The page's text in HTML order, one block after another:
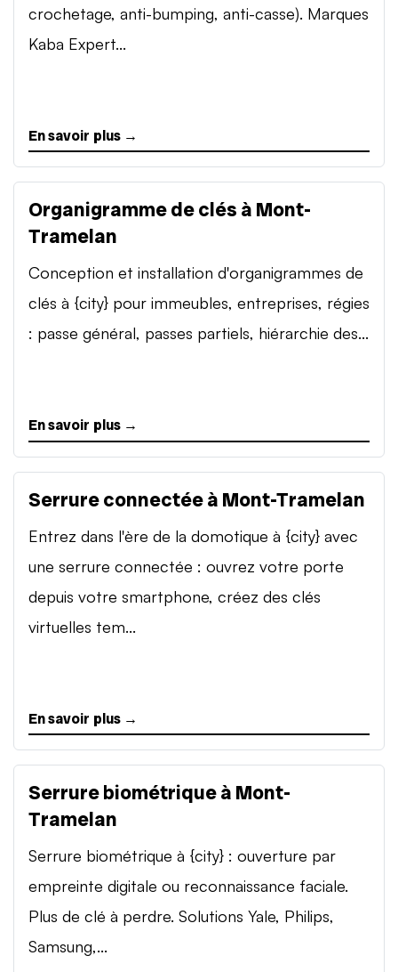
crochetage, anti-bumping, anti-casse). Marques
Kaba Expert...
En savoir plus →
Organigramme de clés à Mont-
Tramelan
Conception et installation d'organigrammes de
clés à {city} pour immeubles, entreprises, régies
: passe général, passes partiels, hiérarchie des...
En savoir plus →
Serrure connectée à Mont-Tramelan
Entrez dans l'ère de la domotique à {city} avec
une serrure connectée : ouvrez votre porte
depuis votre smartphone, créez des clés
virtuelles tem...
En savoir plus →
Serrure biométrique à Mont-
Tramelan
Serrure biométrique à {city} : ouverture par
empreinte digitale ou reconnaissance faciale.
Plus de clé à perdre. Solutions Yale, Philips,
Samsung,...